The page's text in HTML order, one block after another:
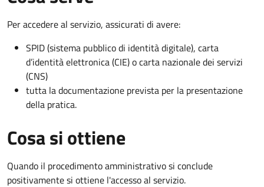
Per accedere al servizio, assicurati di avere:
SPID (sistema pubblico di identità digitale), carta
d’identità elettronica (CIE) o carta nazionale dei servizi
(CNS)
tutta la documentazione prevista per la presentazione
della pratica.
Cosa si ottiene
Quando il procedimento amministrativo si conclude
positivamente si ottiene l'accesso al servizio.